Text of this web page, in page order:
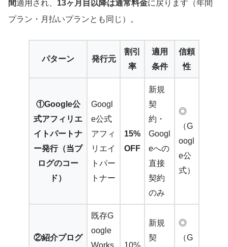
間適用され、 13ヶ月目以降は通常料金に戻ります（年間
プラン・月払いプランとも同じ）。
パターン 発行元
割引
率
適用
条件
信頼
性
①Google公
式アフィリエ
イトパートナ
ー発行（当ブ
ログのコー
ド）
Googl
e公式
アフィ
リエイ
トパー
トナー
15%
OFF
新規
契
約・
Googl
eへの
直接
契約
のみ
◎
（G
oogl
e公
式）
②紹介プログ
既存G
oogle
Works
10%
新規
契
◎
（G